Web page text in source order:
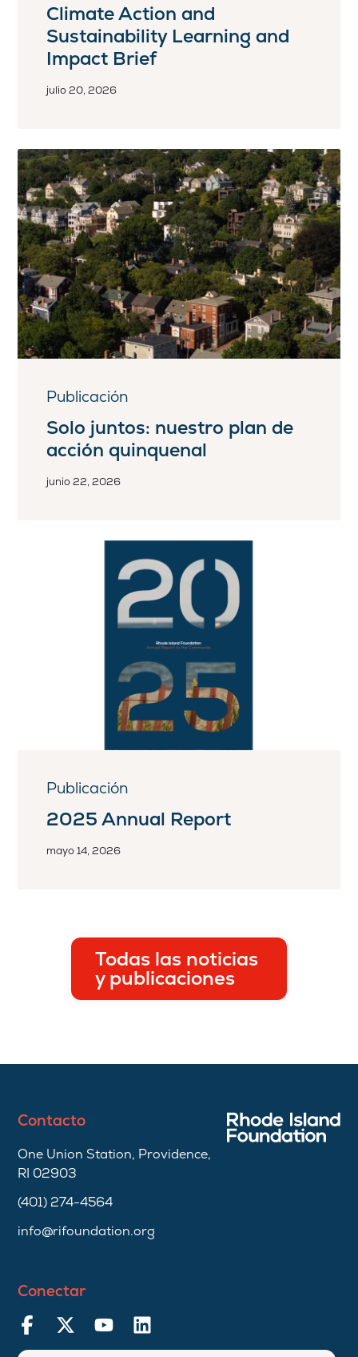
Climate Action and
Sustainability Learning and
Impact Brief
julio 20, 2026
Publicación
Solo juntos: nuestro plan de
acción quinquenal
junio 22, 2026
Publicación
2025 Annual Report
mayo 14, 2026
Todas las noticias
y publicaciones
Contacto
One Union Station, Providence,
RI 02903
(401) 274-4564
info@rifoundation.org
Conectar